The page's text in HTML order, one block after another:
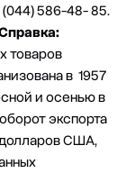
586-48- 85.
товаров
в 1957
и осенью в
экспорта
долларов США,